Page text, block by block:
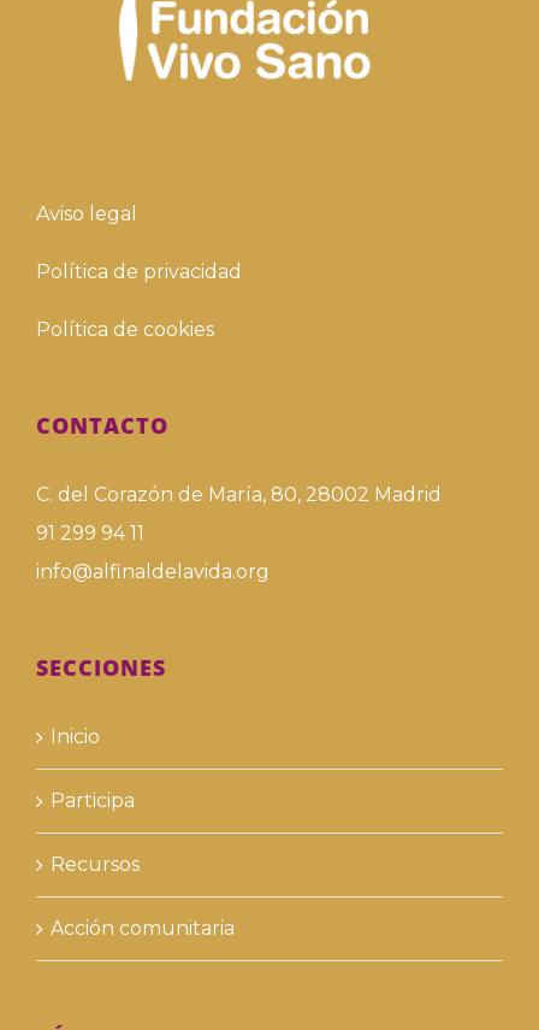
Aviso legal
Política de privacidad
Política de cookies
CONTACTO
C. del Corazón de María, 80, 28002 Madrid
91 299 94 11
info@alfinaldelavida.org
SECCIONES
Inicio
Participa
Recursos
Acción comunitaria